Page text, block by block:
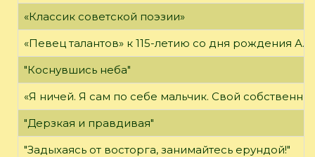
«Классик советской поэзии»
«Певец талантов» к 115-летию со дня рождения А.
"Коснувшись неба"
«Я ничей. Я сам по себе мальчик. Свой
"Дерзкая и правдивая"
"Задыхаясь от восторга, занимайтесь ерундой!"